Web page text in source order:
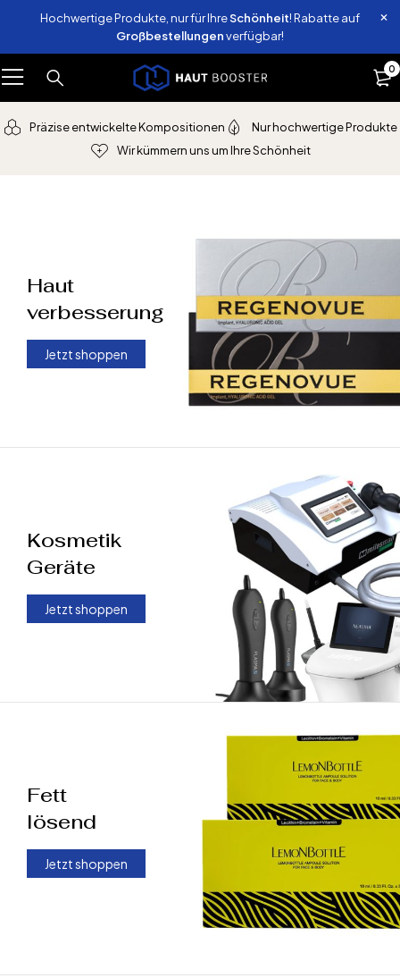
Hochwertige Produkte, nur für IhreSchönheit! Rabatte auf
Großbestellungenverfügbar!
0
Präzise entwickelte Kompositionen
Nur hochwertige Produkte
Wir kümmern uns um Ihre Schönheit
Haut
verbesserung
Jetzt shoppen
Kosmetik
Geräte
Jetzt shoppen
Fett
lösend
Jetzt shoppen